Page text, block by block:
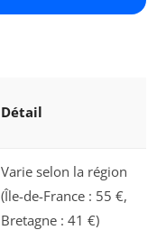
Détail
Varie selon la région
(Île-de-France : 55 €,
Bretagne : 41 €)